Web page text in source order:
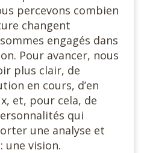
percevons combien
changent
engagés dans
Pour avancer, nous
plus clair, de
en cours, d’en
et, pour cela, de
qui
une analyse et
une vision.